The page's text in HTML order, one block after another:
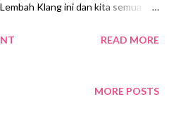
Klang ini dan kita semua
status halal restoran tersebut.
Friendly di The Curve ,
READ MORE
MORE POSTS